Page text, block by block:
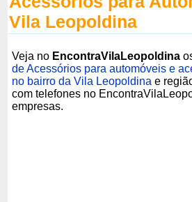
Vila Leopoldina
Veja no EncontraVilaLeopoldina
de Acessórios para automóveis e
no bairro da Vila Leopoldina e
com telefones no
empresas.